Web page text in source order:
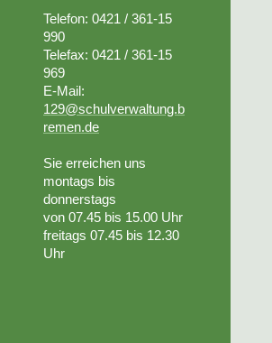
Telefon: 0421 / 361-15
990
Telefax: 0421 / 361-15
969
E-Mail:
129@schulverwaltung.b
remen.de
Sie erreichen uns
montags bis
donnerstags
von 07.45 bis 15.00 Uhr
freitags 07.45 bis 12.30
Uhr